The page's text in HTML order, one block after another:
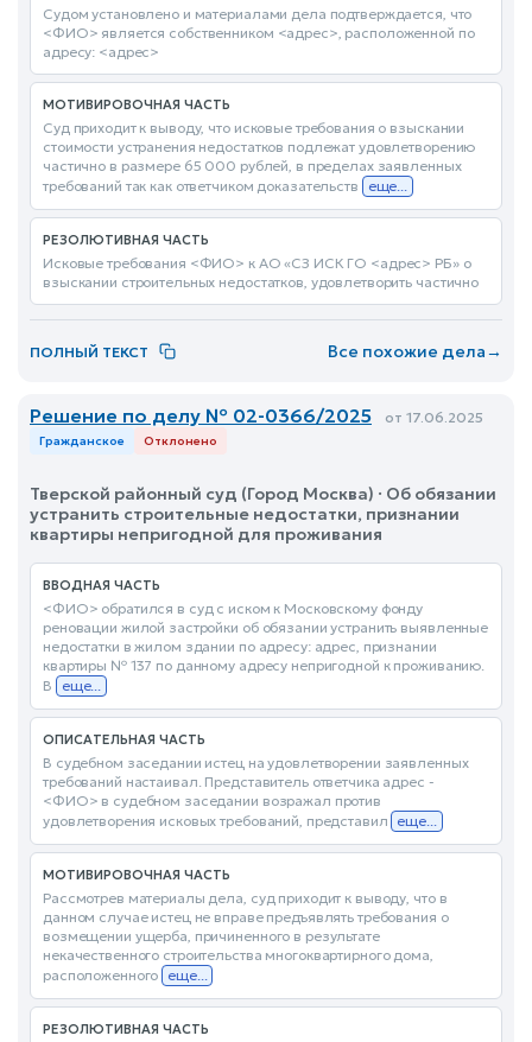
Судом установлено и материалами дела подтверждается, что
<ФИО> является собственником <адрес>, расположенной по
адресу: <адрес>
МОТИВИРОВОЧНАЯ ЧАСТЬ
Суд приходит к выводу, что исковые требования о взыскании
стоимости устранения недостатков подлежат удовлетворению
частично в размере 65 000 рублей, в пределах заявленных
требований так как ответчиком доказательств
еще...
РЕЗОЛЮТИВНАЯ ЧАСТЬ
Исковые требования <ФИО> к АО «СЗ ИСК ГО <адрес> РБ» о
взыскании строительных недостатков, удовлетворить частично
ПОЛНЫЙ ТЕКСТ Все похожие дела→
Решение по делу № 02-0366/2025 от 17.06.2025
Гражданское Отклонено
Тверской районный суд (Город Москва) · Об обязании
устранить строительные недостатки, признании
квартиры непригодной для проживания
ВВОДНАЯ ЧАСТЬ
<ФИО> обратился в суд с иском к Московскому фонду
реновации жилой застройки об обязании устранить выявленные
недостатки в жилом здании по адресу: адрес, признании
квартиры № 137 по данному адресу непригодной к проживанию.
В
еще...
ОПИСАТЕЛЬНАЯ ЧАСТЬ
В судебном заседании истец на удовлетворении заявленных
требований настаивал. Представитель ответчика адрес -
<ФИО> в судебном заседании возражал против
удовлетворения исковых требований, представил еще...
МОТИВИРОВОЧНАЯ ЧАСТЬ
Рассмотрев материалы дела, суд приходит к выводу, что в
данном случае истец не вправе предъявлять требования о
возмещении ущерба, причиненного в результате
некачественного строительства многоквартирного дома,
расположенного еще...
РЕЗОЛЮТИВНАЯ ЧАСТЬ